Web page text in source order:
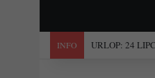
INFO "Święta